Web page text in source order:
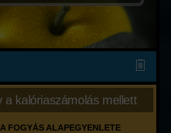
a kalóriaszámolás mellett
FOGYÁS ALAPEGYENLETE